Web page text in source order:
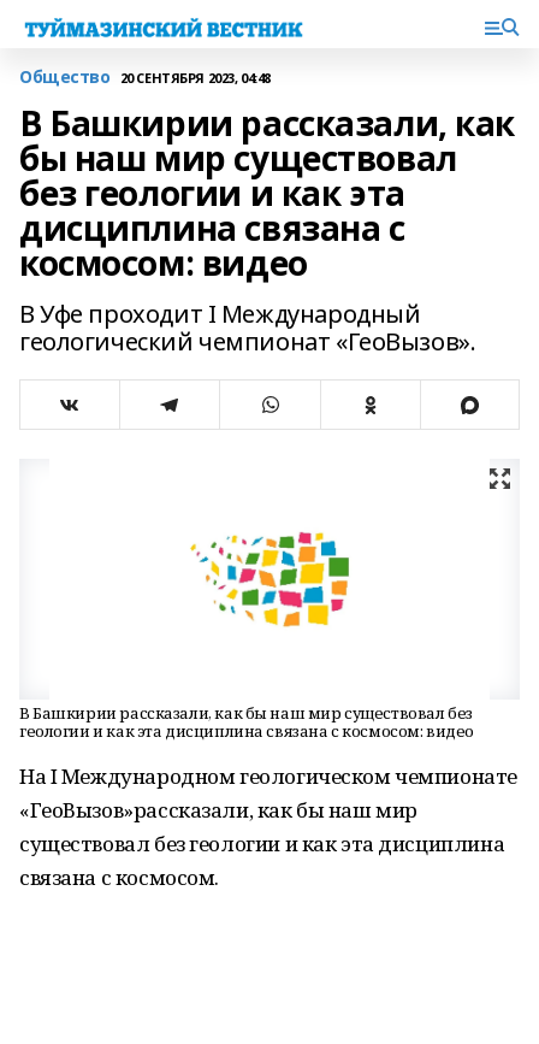
Общество 20 СЕНТЯБРЯ 2023, 04:48
В Башкирии рассказали, как
бы наш мир существовал
без геологии и как эта
дисциплина связана с
космосом: видео
В Уфе проходит I Международный
геологический чемпионат «ГеоВызов».
В Башкирии рассказали, как бы наш мир существовал без
геологии и как эта дисциплина связана с космосом: видео
На I Международном геологическом чемпионате
«ГеоВызов»рассказали, как бы наш мир
существовал без геологии и как эта дисциплина
связана с космосом.